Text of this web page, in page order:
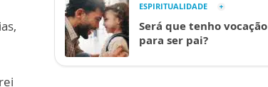
ESPIRITUALIDADE
Será que tenho vocação
para ser pai?